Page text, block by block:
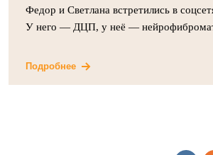
Федор и Светлана встретились в
У него — ДЦП, у неё —
Подробнее